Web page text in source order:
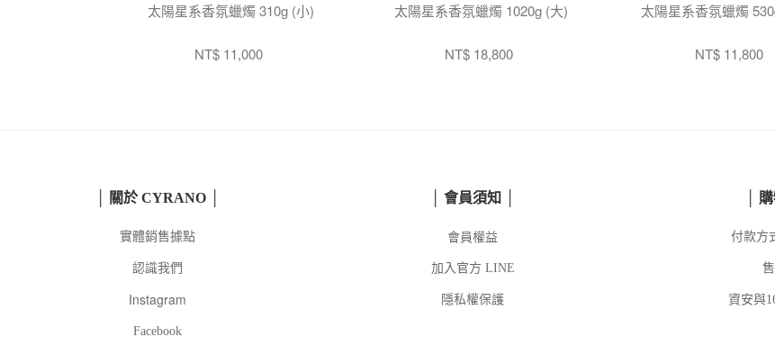
太陽星系香氛蠟燭 310g (小)
NT$ 11,000
太陽星系香氛蠟燭 1020g (大)
NT$ 18,800
太陽星系香氛蠟燭
NT$ 11,800
│ 關於 CYRANO │ │ 會員須知 │ │
實體銷售據點 會員權益 付款方
認識我們 加入官方 LINE
Instagram 隱私權保護 資安與
Facebook